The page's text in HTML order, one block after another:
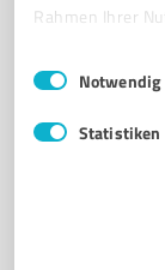
Rahmen Ihrer
Impressum
Notwendig
Statistiken
30